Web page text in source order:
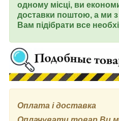
одному місці, ви
доставки поштою, а ми
Вам підібрати все
Оплата і доставка